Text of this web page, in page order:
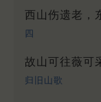
西山伤遗老，
四
故山可往薇可
归旧山歌